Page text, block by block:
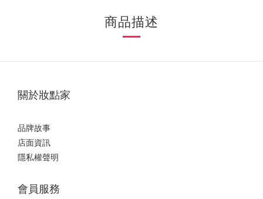
商品描述
關於妝點家
品牌故事
店面資訊
隱私權聲明
會員服務